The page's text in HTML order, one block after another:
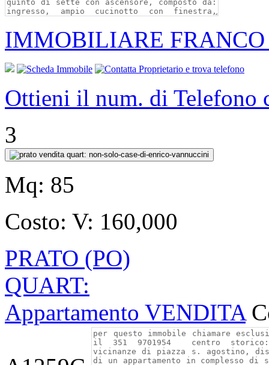
IMMOBILIARE
Ottieni il num. di Telefono
3
Mq: 85
Costo: V: 160,000
PRATO (PO)
QUART:
Appartamento VENDITA